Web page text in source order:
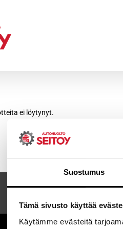
Suostumus
Tämä sivusto käyttää
Käytämme evästeitä
ei löytynyt.